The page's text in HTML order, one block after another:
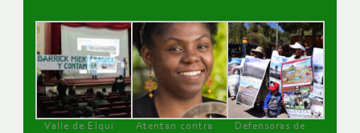
Valle de Elqui
Atentan contra
Defensoras de